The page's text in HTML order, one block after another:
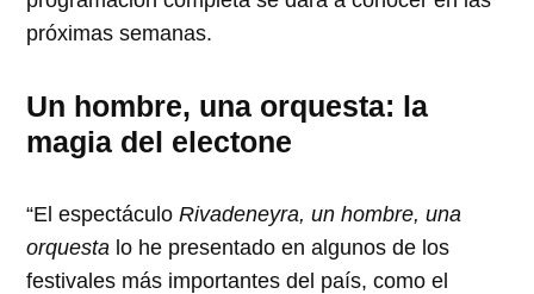
próximas semanas.
Un hombre, una orquesta: la
magia del electone
“El espectáculoRivadeneyra, un hombre, una
orquesta lo he presentado en algunos de los
festivales más importantes del país, como el